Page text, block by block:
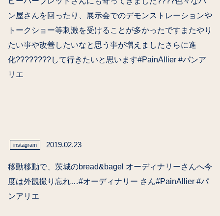
ン屋さんを回ったり、展示会でのデモンストレーションや
トークショー等刺激を受けることが多かったですまたやり
たい事や改善したいなと思う事が増えましたさらに進
化????????して行きたいと思います#PainAllier #パンア
リエ
instagram 2019.02.23
移動移動で、茨城のbread&bagel オーディナリーさんへ今
度は外観撮り忘れ…#オーディナリー さん#PainAllier #パ
ンアリエ